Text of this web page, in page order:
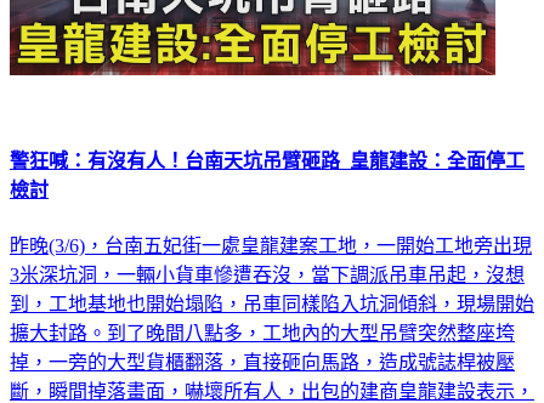
警狂喊：有沒有人！台南天坑吊臂砸路 皇龍建設：全面停工
檢討
昨晚(3/6)，台南五妃街一處皇龍建案工地，一開始工地旁出現
3米深坑洞，一輛小貨車慘遭吞沒，當下調派吊車吊起，沒想
到，工地基地也開始塌陷，吊車同樣陷入坑洞傾斜，現場開始
擴大封路。到了晚間八點多，工地內的大型吊臂突然整座垮
掉，一旁的大型貨櫃翻落，直接砸向馬路，造成號誌桿被壓
斷，瞬間掉落畫面，嚇壞所有人，出包的建商皇龍建設表示，